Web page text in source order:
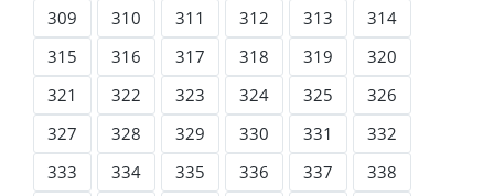
309
310 311 312 313
314
315
316 317 318 319
320
321
322 323 324 325
326
327
328 329 330 331
332
333
334 335 336 337
338